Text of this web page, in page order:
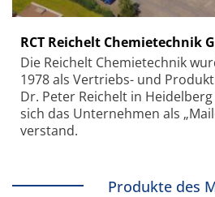
RCT Reichelt Chemietechnik
Die Reichelt Chemietechnik
1978 als Vertriebs- und
Dr. Peter Reichelt in
sich das Unternehmen als
verstand.
Produkte des